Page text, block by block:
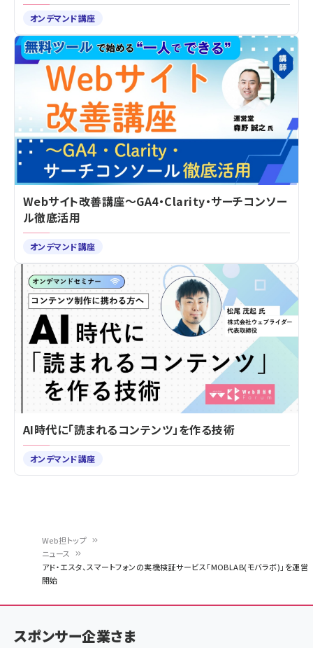
く
ず
Web担トップ
ニュース
アド・エスタ、スマートフォンの実機検証サービス「MOBLAB(モバラボ)」を運営
開始
オンデマンド講座
Webサイト改善講座～GA4・Clarity・サーチコンソー
ル徹底活用
オンデマンド講座
AI時代に「読まれるコンテンツ」を作る技術
オンデマンド講座
スポンサー企業さま